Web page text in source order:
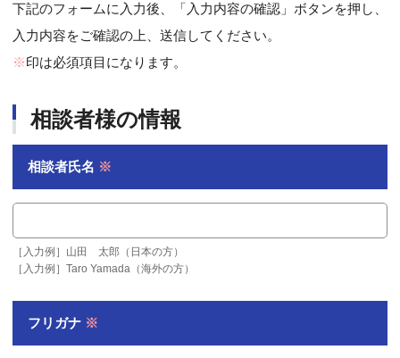
下記のフォームに入力後、「入力内容の確認」ボタンを押し、
入力内容をご確認の上、送信してください。
※印は必須項目になります。
相談者様の情報
相談者氏名 ※
［入力例］山田 太郎（日本の方）
［入力例］Taro Yamada（海外の方）
フリガナ ※